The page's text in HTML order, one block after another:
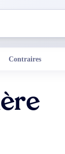
Contraires